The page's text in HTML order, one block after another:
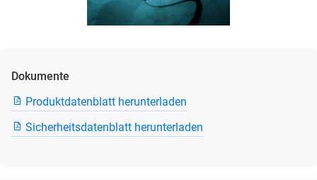
Dokumente
Produktdatenblatt herunterladen
Sicherheitsdatenblatt herunterladen